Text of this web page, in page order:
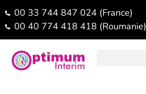
00 33 744 847 024 (France)
00 40 774 418 418 (Roumanie)